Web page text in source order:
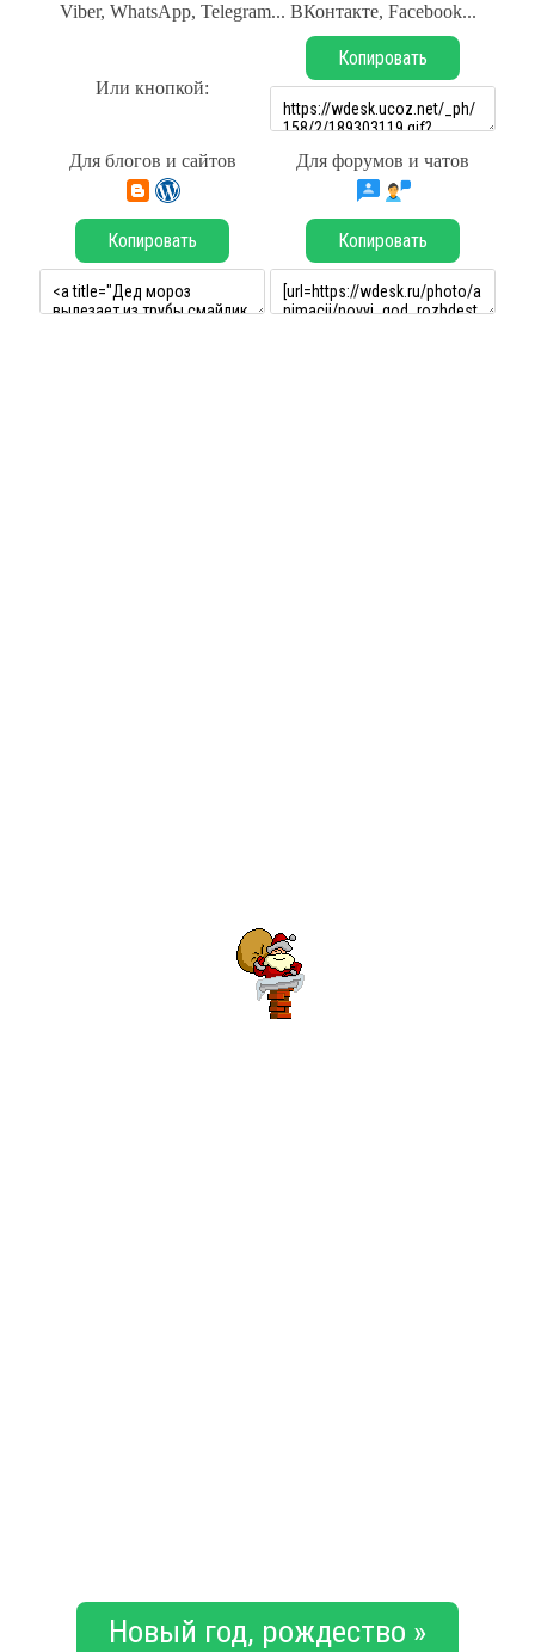
Viber, WhatsApp, Telegram... ВКонтакте, Facebook...
Или кнопкой:
Копировать
Для блогов и сайтов Для форумов и чатов
Копировать Копировать
Новый год, рождество »